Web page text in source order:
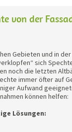
von der
Gebieten und in
sich
noch die letzten
immer öfter auf
Aufwand
können helfen:
Lösungen: